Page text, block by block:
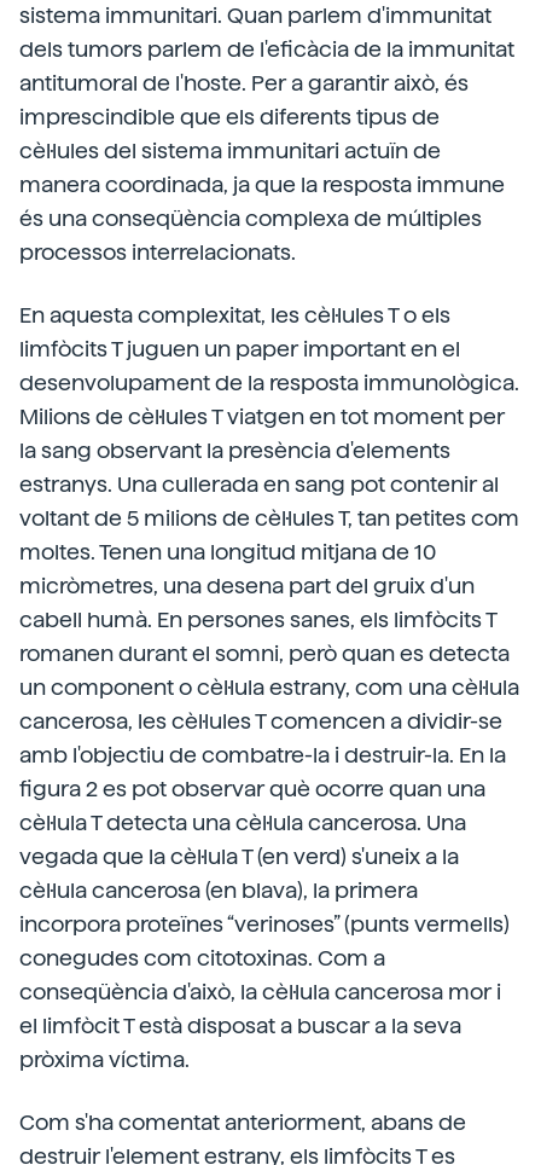
sistema immunitari. Quan parlem d'immunitat
dels tumors parlem de l'eficàcia de la immunitat
antitumoral de l'hoste. Per a garantir això, és
imprescindible que els diferents tipus de
cèl·lules del sistema immunitari actuïn de
manera coordinada, ja que la resposta immune
és una conseqüència complexa de múltiples
processos interrelacionats.
En aquesta complexitat, les cèl·lules T o els
limfòcits T juguen un paper important en el
desenvolupament de la resposta immunològica.
Milions de cèl·lules T viatgen en tot moment per
la sang observant la presència d'elements
estranys. Una cullerada en sang pot contenir al
voltant de 5 milions de cèl·lules T, tan petites com
moltes. Tenen una longitud mitjana de 10
micròmetres, una desena part del gruix d'un
cabell humà. En persones sanes, els limfòcits T
romanen durant el somni, però quan es detecta
un component o cèl·lula estrany, com una cèl·lula
cancerosa, les cèl·lules T comencen a dividir-se
amb l'objectiu de combatre-la i destruir-la. En la
figura 2 es pot observar què ocorre quan una
cèl·lula T detecta una cèl·lula cancerosa. Una
vegada que la cèl·lula T (en verd) s'uneix a la
cèl·lula cancerosa (en blava), la primera
incorpora proteïnes “verinoses” (punts vermells)
conegudes com citotoxinas. Com a
conseqüència d'això, la cèl·lula cancerosa mor i
el limfòcit T està disposat a buscar a la seva
pròxima víctima.
Com s'ha comentat anteriorment, abans de
destruir l'element estrany, els limfòcits T es